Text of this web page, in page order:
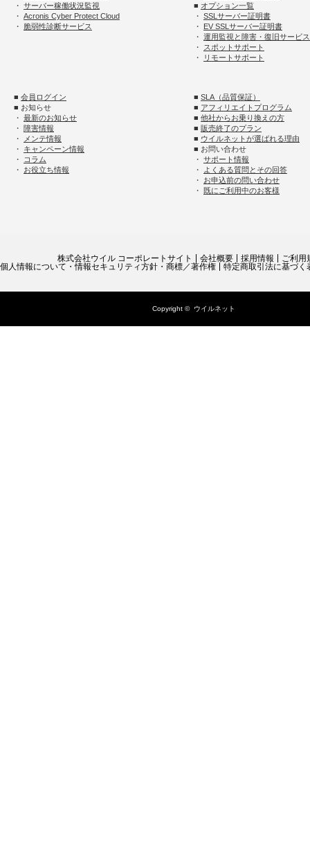
・ サーバー稼働状況監視 ■ オプション一覧
・ Acronis Cyber Protect Cloud ・ SSLサーバー証明書
・ 脆弱性診断サービス ・ EV SSLサーバー証明書
・ 運用監視と障害・復旧サービス
・ スポットサポート
・
リモートサポート
■ 会員ログイン ■ SLA（品質保証）
■ お知らせ
■ アフィリエイトプログラム
・ 最新のお知らせ ■ 他社からお乗り換えの方
・ 障害情報 ■ 販売終了のプラン
・
メンテ情報 ■ ウイルネットが選ばれる理由
・ キャンペーン情報
■ お問い合わせ
・
コラム ・ サポート情報
・ お役立ち情報 ・
よくある質問とその回答
・ お申込前の問い合わせ
・ 既にご利用中のお客様
株式会社ウイル コーポレートサイト 会社概要 採用情報
ご利用
個人情報について・情報セキュリティ方針・商標／著作権
特定商取引法に基づく
Copyright © ウイルネット